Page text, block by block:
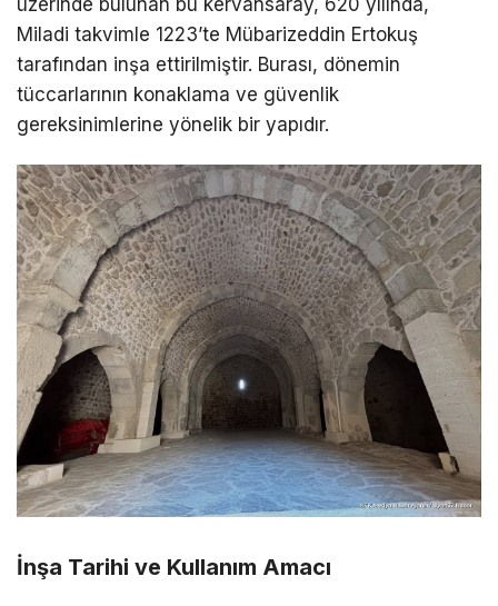
üzerinde bulunan bu kervansaray, 620 yılında,
Miladi takvimle 1223’te Mübarizeddin Ertokuş
tarafından inşa ettirilmiştir. Burası, dönemin
tüccarlarının konaklama ve güvenlik
gereksinimlerine yönelik bir yapıdır.
İnşa Tarihi ve Kullanım Amacı